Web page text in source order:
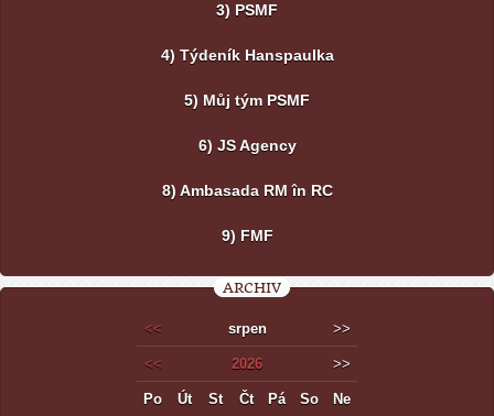
3) PSMF
4) Týdeník Hanspaulka
5) Můj tým PSMF
6) JS Agency
8) Ambasada RM în RC
9) FMF
ARCHIV
<< srpen >>
<< 2026 >>
Po Út St Čt Pá So Ne